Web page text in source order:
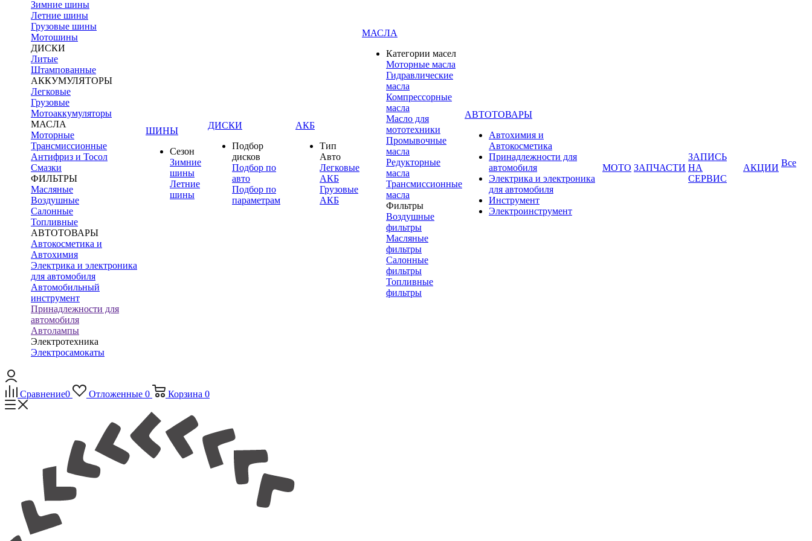
Зимние шины
Летние шины
Грузовые шины
Мотошины
ДИСКИ
Литые
Штампованные
АККУМУЛЯТОРЫ
Легковые
Грузовые
Мотоаккумуляторы
МАСЛА
Моторные
Трансмиссионные
Антифриз и Тосол
Смазки
ФИЛЬТРЫ
Масляные
Воздушные
Салонные
Топливные
АВТОТОВАРЫ
Автокосметика и
Автохимия
Электрика и электроника
для автомобиля
Автомобильный
инструмент
Принадлежности для
автомобиля
Автолампы
Электротехника
Электросамокаты
ШИНЫ
Сезон
Зимние
шины
Летние
шины
ДИСКИ
Подбор
дисков
Подбор по
авто
Подбор по
параметрам
АКБ
Тип
Авто
Легковые
АКБ
Грузовые
АКБ
МАСЛА
Категории масел
Моторные масла
Гидравлические
масла
Компрессорные
масла
Масло для
мототехники
Промывочные
масла
Редукторные
масла
Трансмиссионные
масла
Фильтры
Воздушные
фильтры
Масляные
фильтры
Салонные
фильтры
Топливные
фильтры
АВТОТОВАРЫ
Автохимия и
Автокосметика
Принадлежности для
автомобиля
Электрика и электроника
для автомобиля
Инструмент
Электроинструмент
МОТО ЗАПЧАСТИ
ЗАПИСЬ
НА
СЕРВИС
АКЦИИ Все
Сравнение0 Отложенные 0 Корзина 0